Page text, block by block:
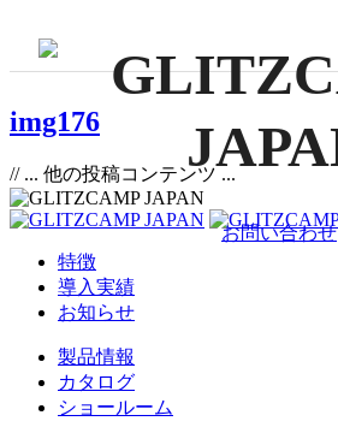
お問い合わせ
img176
// ... 他の投稿コンテンツ ...
特徴
導入実績
お知らせ
製品情報
カタログ
ショールーム